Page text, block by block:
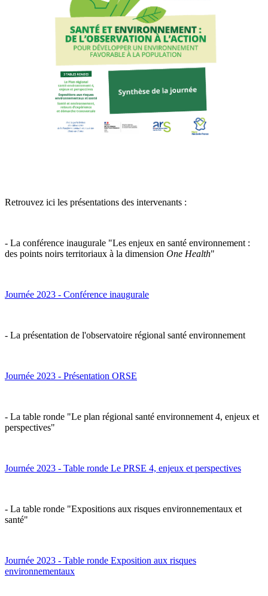
Retrouvez ici les présentations des intervenants :
- La conférence inaugurale "Les enjeux en santé environnement :
des points noirs territoriaux à la dimension One Health"
Journée 2023 - Conférence inaugurale
- La présentation de l'observatoire régional santé environnement
Journée 2023 - Présentation ORSE
- La table ronde "Le plan régional santé environnement 4, enjeux et
perspectives"
Journée 2023 - Table ronde Le PRSE 4, enjeux et perspectives
- La table ronde "Expositions aux risques environnementaux et
santé"
Journée 2023 - Table ronde Exposition aux risques
environnementaux